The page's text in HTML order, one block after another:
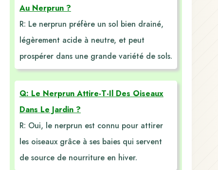
Au Nerprun ?
R: Le nerprun préfère un sol bien drainé,
légèrement acide à neutre, et peut
prospérer dans une grande variété de sols.
Q: Le Nerprun Attire-T-Il Des Oiseaux
Dans Le Jardin ?
R: Oui, le nerprun est connu pour attirer
les oiseaux grâce à ses baies qui servent
de source de nourriture en hiver.